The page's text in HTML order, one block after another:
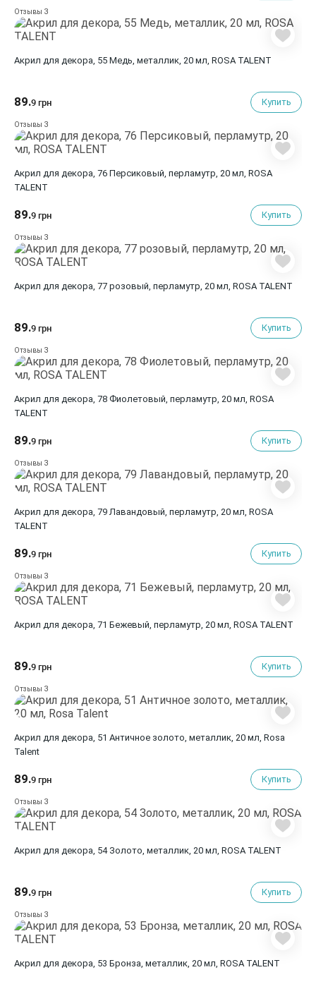
Отзывы 3
Акрил для декора, 55 Медь, металлик, 20 мл, ROSA TALENT
89.9 грн Купить
Отзывы 3
Акрил для декора, 76 Персиковый, перламутр, 20 мл, ROSA
TALENT
89.9 грн Купить
Отзывы 3
Акрил для декора, 77 розовый, перламутр, 20 мл, ROSA TALENT
89.9 грн Купить
Отзывы 3
Акрил для декора, 78 Фиолетовый, перламутр, 20 мл, ROSA
TALENT
89.9 грн Купить
Отзывы 3
Акрил для декора, 79 Лавандовый, перламутр, 20 мл, ROSA
TALENT
89.9 грн Купить
Отзывы 3
Акрил для декора, 71 Бежевый, перламутр, 20 мл, ROSA TALENT
89.9 грн Купить
Отзывы 3
Акрил для декора, 51 Античное золото, металлик, 20 мл, Rosa
Talent
89.9 грн Купить
Отзывы 3
Акрил для декора, 54 Золото, металлик, 20 мл, ROSA TALENT
89.9 грн Купить
Отзывы 3
Акрил для декора, 53 Бронза, металлик, 20 мл, ROSA TALENT